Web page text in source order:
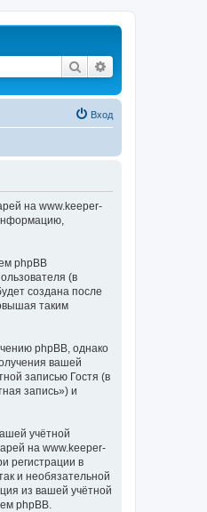
Поиск
Вход
на www.keeper-
phpBB
(в
создана после
таким
phpBB, однако
вашей
записью Гостя (в
запись») и
учётной
на www.keeper-
регистрации в
и необязательной
из вашей учётной
phpBB.